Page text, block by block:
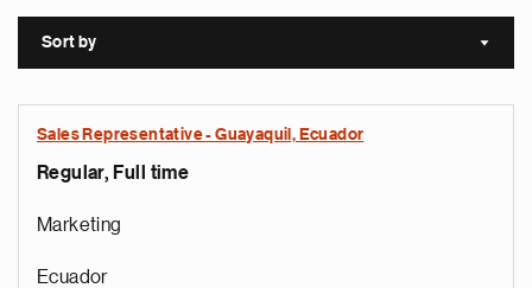
Sort by Sort
Sales Representative - Guayaquil, Ecuador
Regular, Full time
Marketing
Ecuador